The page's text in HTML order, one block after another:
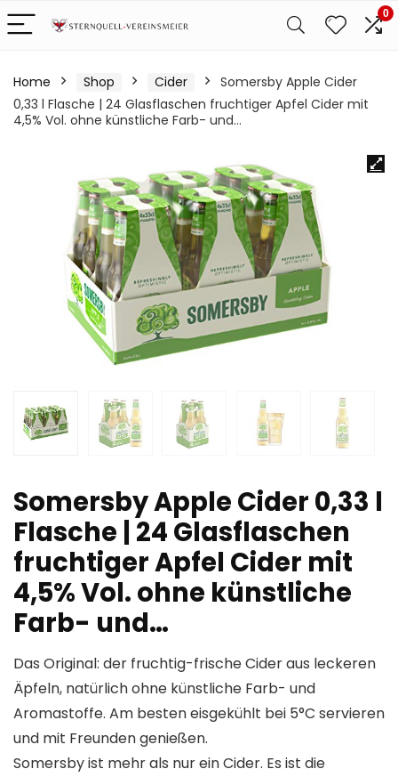
0
Home Shop Cider
Somersby Apple Cider
0,33 l Flasche | 24 Glasflaschen fruchtiger Apfel Cider mit
4,5% Vol. ohne künstliche Farb- und…
Somersby Apple Cider 0,33 l
Flasche | 24 Glasflaschen
fruchtiger Apfel Cider mit
4,5% Vol. ohne künstliche
Farb- und…
Das Original: der fruchtig-frische Cider aus leckeren
Äpfeln, natürlich ohne künstliche Farb- und
Aromastoffe. Am besten eisgekühlt bei 5°C servieren
und mit Freunden genießen.
Somersby ist mehr als nur ein Cider. Es ist die